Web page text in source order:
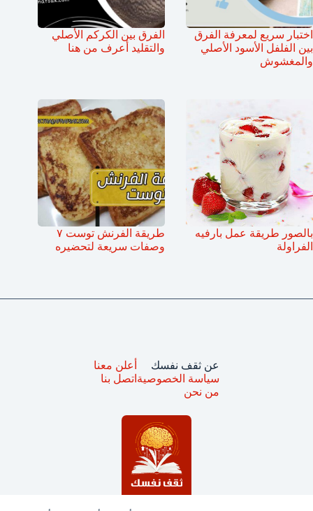
اختبار سريع لمعرفة الفرق
بين الفلفل الأسود الأصلي
والمغشوش
الفرق بين الكركم الأصلي
والتقليد أعرف من هنا
بالصور طريقة عمل بارفيه
الفراولة
طريقة الفرنش توست ٧
وصفات سريعة لتحضيره
عن ثقف نفسك
سياسة الخصوصية
من نحن
أعلن معنا
اتصل بنا